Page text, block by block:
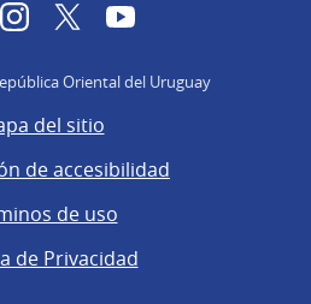
Instagram
TwitterYouTube
Oriental del Uruguay
del sitio
de accesibilidad
de uso
de Privacidad